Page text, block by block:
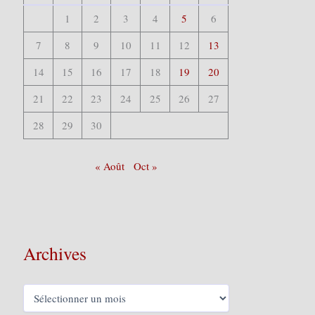
1 2 3 4 5
6
7
8 9 10 11 12
13
14
15 16 17 18 19
20
21
22 23 24 25 26
27
28
29 30
« Août Oct »
Archives